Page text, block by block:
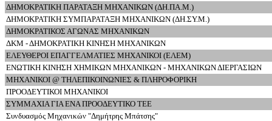
ΔΗΜΟΚΡΑΤΙΚΗ ΠΑΡΑΤΑΞΗ ΜΗΧΑΝΙΚΩΝ (ΔΗ.ΠΑ.Μ.)
ΔΗΜΟΚΡΑΤΙΚΗ ΣΥΜΠΑΡΑΤΑΞΗ ΜΗΧΑΝΙΚΩΝ (ΔΗ.ΣΥ.Μ.)
ΔΗΜΟΚΡΑΤΙΚΟΣ ΑΓΩΝΑΣ ΜΗΧΑΝΙΚΩΝ
ΔΚΜ - ΔΗΜΟΚΡΑΤΙΚΗ ΚΙΝΗΣΗ ΜΗΧΑΝΙΚΩΝ
ΕΛΕΥΘΕΡΟΙ ΕΠΑΓΓΕΛΜΑΤΙΕΣ ΜΗΧΑΝΙΚΟΙ (ΕΛΕΜ)
ΕΝΩΤΙΚΗ ΚΙΝΗΣΗ ΧΗΜΙΚΩΝ ΜΗΧΑΝΙΚΩΝ - ΜΗΧΑΝΙΚΩΝ ΔΙΕΡΓΑΣΙΩΝ
ΜΗΧΑΝΙΚΟΙ @ ΤΗΛΕΠΙΚΟΙΝΩΝΙΕΣ & ΠΛΗΡΟΦΟΡΙΚΗ
ΠΡΟΟΔΕΥΤΙΚΟΙ ΜΗΧΑΝΙΚΟΙ
ΣΥΜΜΑΧΙΑ ΓΙΑ ΕΝΑ ΠΡΟΟΔΕΥΤΙΚΟ ΤΕΕ
Συνδυασμός Μηχανικών "Δημήτρης Μπάτσης"